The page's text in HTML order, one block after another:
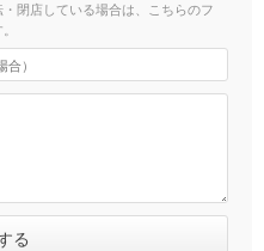
閉店している場合は、こちらのフ